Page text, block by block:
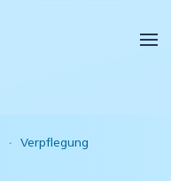
Verpflegung